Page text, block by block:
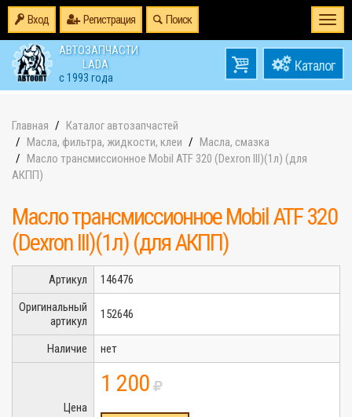
Вход Регистрация Поиск
АВТОЗАПЧАСТИ
LADA
с 1993 года
товаров0
на0
Главная
Каталог автозапчастей
Масла, фильтра, жидкости, клеи
Масла, смазка
Масло трансмиссионное Mobil ATF 320 (Dexron III)(1л) (для
АКПП)
Масло трансмиссионное Mobil ATF 320
(Dexron III)(1л) (для АКПП)
Артикул
146476
Оригинальный
артикул
152646
Наличие нет
Цена
1 200